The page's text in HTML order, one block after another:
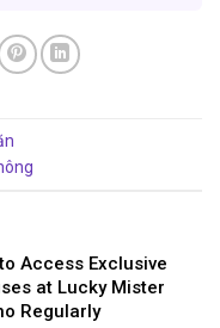
Access Exclusive
at Lucky Mister
Regularly